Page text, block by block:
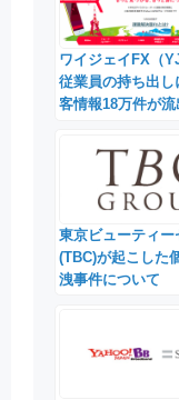
ワイジェイFX（
従業員の持ち出し
客情報18万件が流
東京ビューティー
(TBC)が起こした
洩事件について